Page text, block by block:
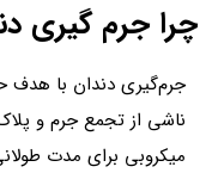
چرا جرم گیری
جرم‌گیری دندان با هدف
ناشی از تجمع جرم و
میکروبی برای مدت